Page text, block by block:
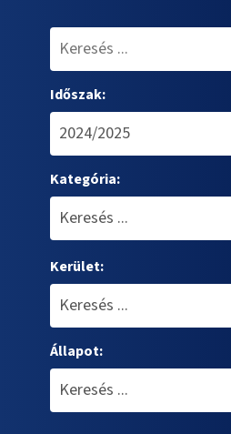
Időszak:
Kategória:
Kerület:
Állapot: